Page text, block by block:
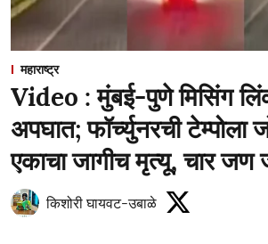
महाराष्ट्र
Video : मुंबई-पुणे मिसिंग
अपघात; फॉर्च्युनरची टेम्पोला
एकाचा जागीच मृत्यू, चार
किशोरी घायवट-उबाळे